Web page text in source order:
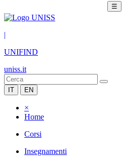
☰
|
UNIFIND
uniss.it
IT EN
×
Home
Corsi
Insegnamenti